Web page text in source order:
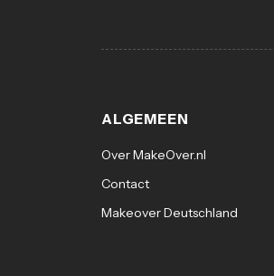
ALGEMEEN
Over MakeOver.nl
Contact
Makeover Deutschland